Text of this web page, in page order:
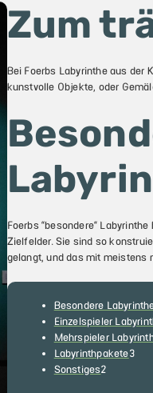
Zum
Bei Foerbs Labyrinthe aus der
kunstvolle Objekte, oder
Foerbs "besondere"
Zielfelder. Sie sind so
gelangt, und das mit meistens
Besondere
Einzelspieler
Mehrspieler
Labyrinthpakete33
Sonstiges22